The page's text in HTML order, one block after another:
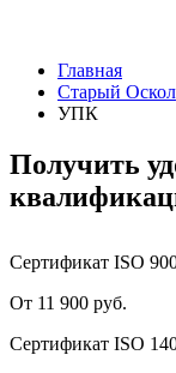
Главная
Старый Оскол
УПК
Получить
Сертификат ISO
От 11 900 руб.
Сертификат ISO